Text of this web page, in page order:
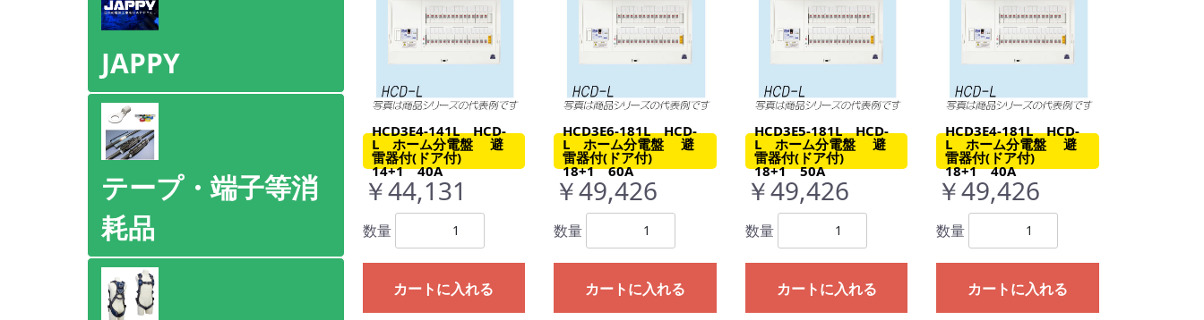
JAPPY
テープ・端子等消
耗品
HCD3E4-141L HCD-
L ホーム分電盤 避
雷器付(ドア付)
14+1 40A
￥44,131
数量
カートに入れる
HCD3E6-181L HCD-
L ホーム分電盤 避
雷器付(ドア付)
18+1 60A
￥49,426
数量
カートに入れる
HCD3E5-181L HCD-
L ホーム分電盤 避
雷器付(ドア付)
18+1 50A
￥49,426
数量
カートに入れる
HCD3E4-181L HCD-
L ホーム分電盤 避
雷器付(ドア付)
18+1 40A
￥49,426
数量
カートに入れる